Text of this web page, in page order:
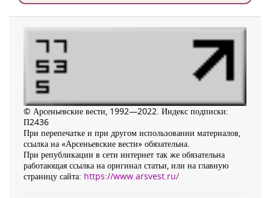
© Арсеньевские вести, 1992—2022. Индекс подписки:
П2436
При перепечатке и при другом использовании материалов,
ссылка на «Арсеньевские вести» обязательна.
При републикации в сети интернет так же обязательна
работающая ссылка на оригинал статьи, или на главную
страницу сайта: https://www.arsvest.ru/